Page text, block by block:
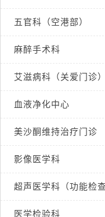
五官科（空港部）
麻醉手术科
艾滋病科（关爱门诊）
血液净化中心
美沙酮维持治疗门诊
影像医学科
超声医学科（功能检查
医学检验科